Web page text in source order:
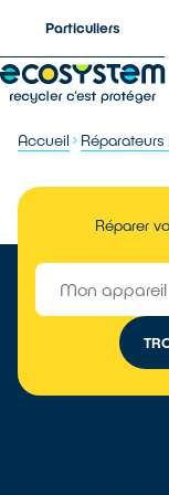
Particuliers
Accueil
Réparer